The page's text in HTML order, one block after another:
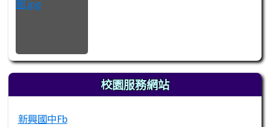
校園服務網站
新興國中Fb